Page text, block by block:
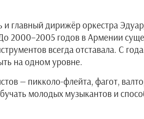
главный дирижёр оркестра
2000–2005 годов в Армении
всегда отставала. С
на одном уровне.
— пикколо-флейта, фагот,
молодых музыкантов и